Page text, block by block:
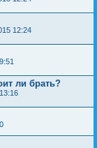
12:24
ли брать?